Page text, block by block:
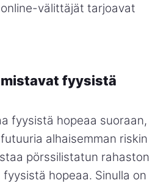
välittäjät tarjoavat
fyysistä
fyysistä hopeaa suoraan,
alhaisemman riskin
pörssilistatun rahaston
fyysistä hopeaa. Sinulla on